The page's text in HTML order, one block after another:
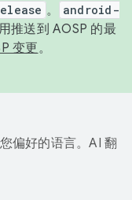
。
android-
推送到 AOSP 的最
变更。
偏好的语言。AI 翻